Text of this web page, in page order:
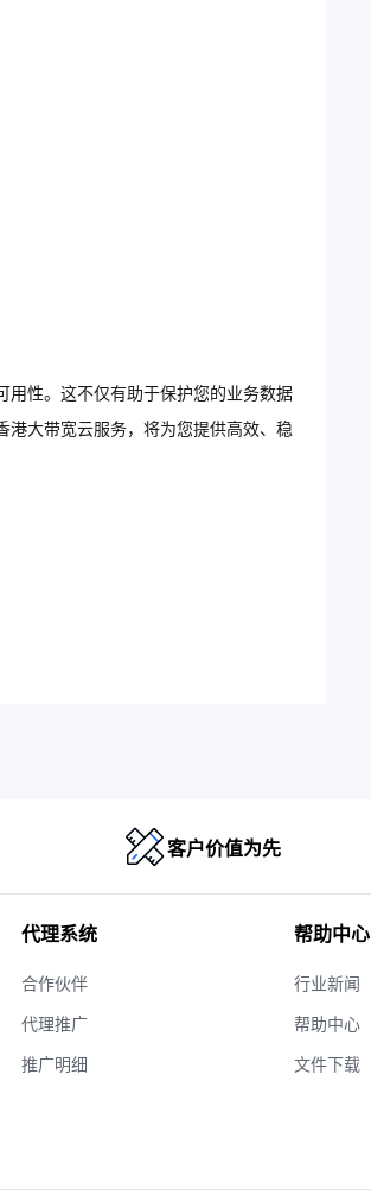
用性。这不仅有助于保护您的业务数据
大带宽云服务，将为您提供高效、稳
客户价值为先
代理系统
合作伙伴
代理推广
推广明细
帮助中心
行业新闻
帮助中心
文件下载